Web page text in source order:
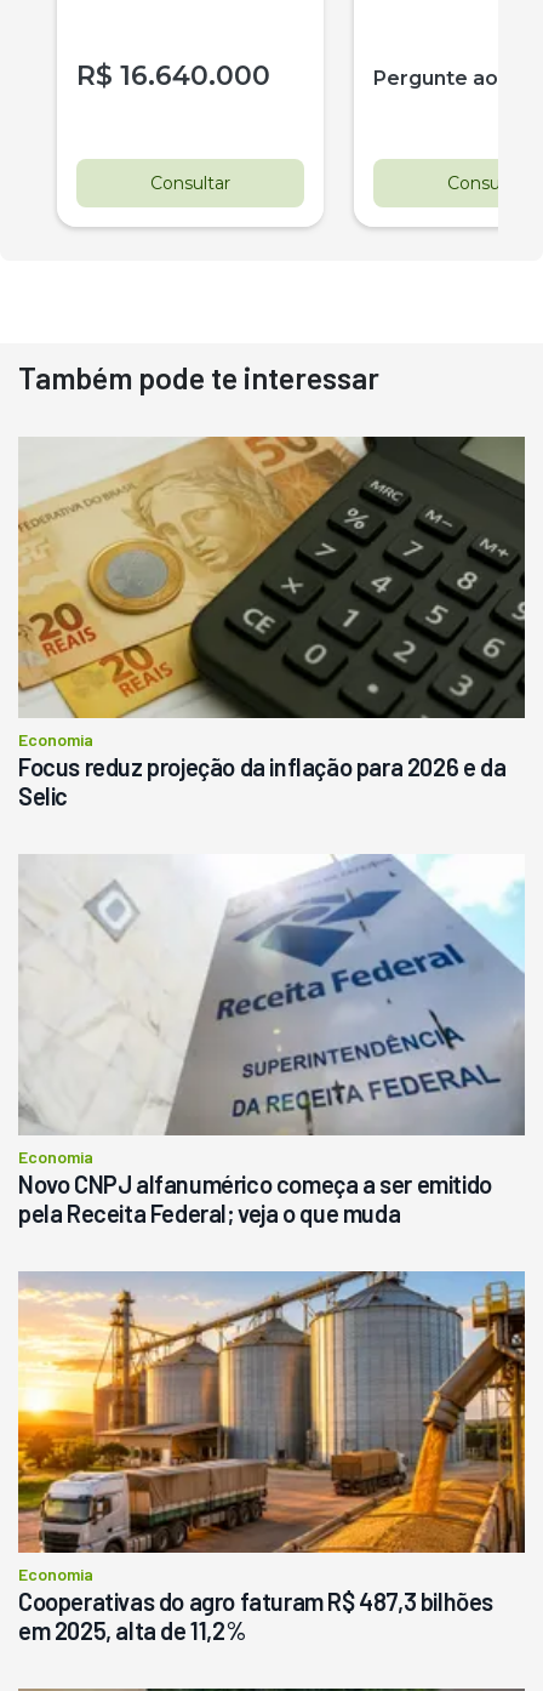
R$ 16.640.000
Consultar
Pergunte ao
Consultar
Também pode te interessar
Economia
Focus reduz projeção da inflação para 2026 e da
Selic
Economia
Novo CNPJ alfanumérico começa a ser emitido
pela Receita Federal; veja o que muda
Economia
Cooperativas do agro faturam R$ 487,3 bilhões
em 2025, alta de 11,2%